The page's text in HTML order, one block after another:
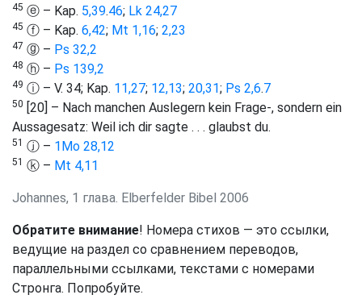
45 ⓔ – Kap. 5,39.46; Lk 24,27
45 ⓕ – Kap. 6,42; Mt 1,16; 2,23
47 ⓖ – Ps 32,2
48 ⓗ – Ps 139,2
49 ⓘ – V. 34; Kap. 11,27; 12,13; 20,31; Ps 2,6.7
50 [20] – Nach manchen Auslegern kein Frage-, sondern ein
Aussagesatz: Weil ich dir sagte . . . glaubst du.
51 ⓙ – 1Mo 28,12
51 ⓚ – Mt 4,11
Johannes, 1 глава. Elberfelder Bibel 2006
Обратите внимание! Номера стихов — это ссылки,
ведущие на раздел со сравнением переводов,
параллельными ссылками, текстами с номерами
Стронга. Попробуйте.